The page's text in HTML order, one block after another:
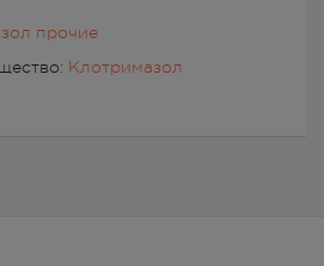
прочие
Клотримазол